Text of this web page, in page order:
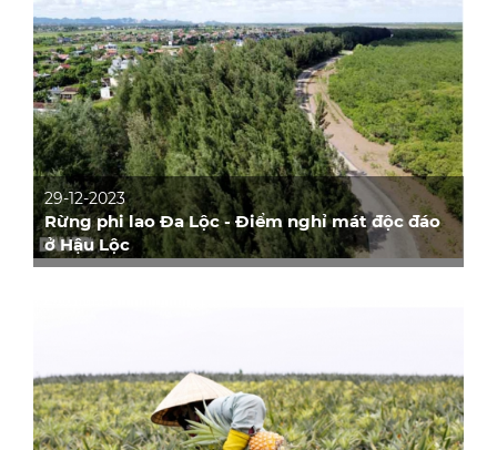
29-12-2023
Rừng phi lao Đa Lộc - Điểm nghỉ mát độc đáo
ở Hậu Lộc